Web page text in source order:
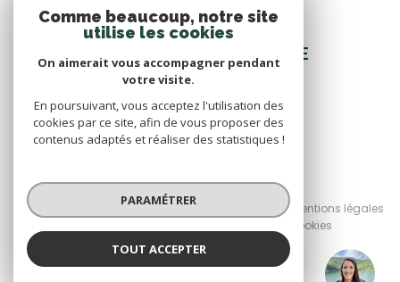
Ingrid TRIOULIER
VOTRE ESPACE
ESPACE PROPRIÉTAIRE
SE CONNECTER
© 2026 | Tous droits réservés
Nos honoraires
Nos partenaires
Mentions légales
Cookies
Comme beaucoup, notre site
utilise les cookies
On aimerait vous accompagner pendant
votre visite.
En poursuivant, vous acceptez l'utilisation des
cookies par ce site, afin de vous proposer des
contenus adaptés et réaliser des statistiques !
PARAMÉTRER
TOUT ACCEPTER